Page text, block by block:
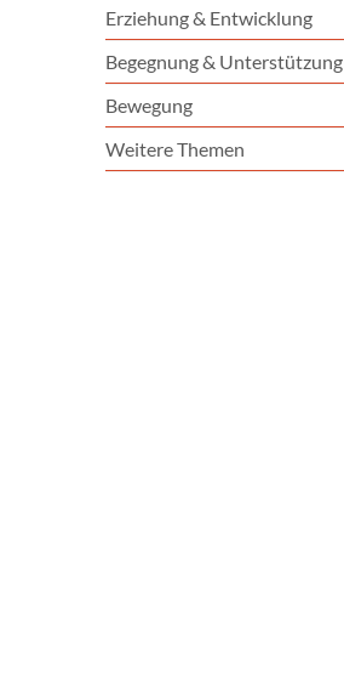
Erziehung & Entwicklung
Begegnung & Unterstützung
Bewegung
Weitere Themen